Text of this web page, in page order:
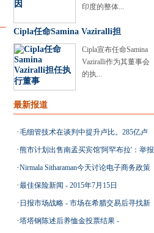
印度的整体...
Cipla任命Samina Vaziralli担
Cipla宣布任命Samina
Vaziralli作为其董事会
的执...
最新报道
·毛细管技术在谈判中提升卢比。285亿卢
比资助
·熊市计划出售南孟买宾馆'阿罕布拉'：举报
·Nirmala Sitharaman今天讨论电子商务政策
·最佳保险新闻 - 2015年7月15日
· 日报市场战略 - 市场在希腊交易后寻找新
的视野
·塔塔钢陈述后养恤金投票结果 -